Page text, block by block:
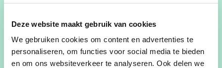
Deze website maakt gebruik van cookies
We gebruiken cookies om content en advertenties te
personaliseren, om functies voor social media te bieden
en om ons websiteverkeer te analyseren. Ook delen we
maandag 15 april
maandag 27 mei